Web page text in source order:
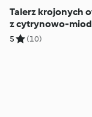
Talerz krojonych
z cytrynowo-
dressingiem (TM5)
5 (10)